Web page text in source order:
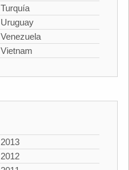
Turquía
Uruguay
Venezuela
Vietnam
2013
2012